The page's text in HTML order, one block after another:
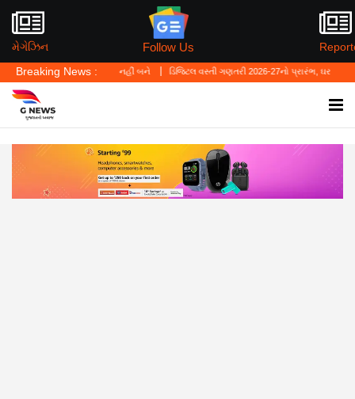
મેગેઝિન Follow Us
Breaking News :
ગુનાનો બચાવ નહીં બને ડિજિટલ વસ્તી ગણતરી 2026-27નો પ્રારંભ, ઘર બેઠા આજે જ